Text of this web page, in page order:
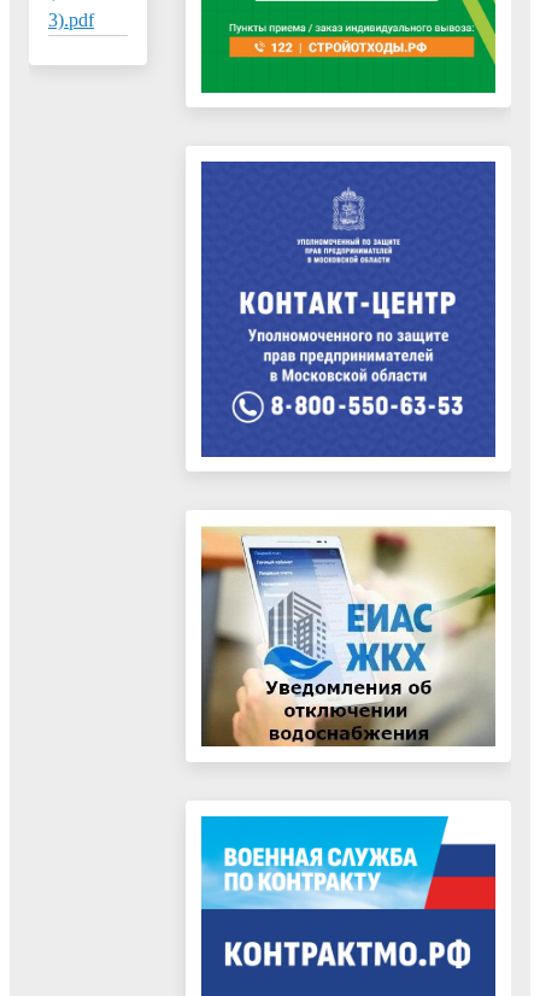
3).pdf